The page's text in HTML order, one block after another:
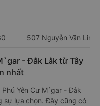
507 Nguyễn Văn Linh
- Đắk Lắk từ Tây
nhất
Phú Yên Cư M`gar - Đắk
sự lựa chọn. Đây cũng có